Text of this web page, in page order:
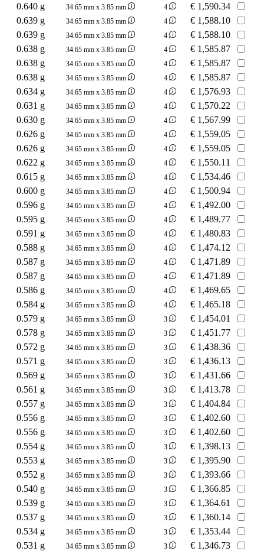
0.640 g
34.65 mm x 3.85 mm 4 € 1,590.34
0.639 g
34.65 mm x 3.85 mm 4 € 1,588.10
0.639 g
34.65 mm x 3.85 mm 4 € 1,588.10
0.638 g
34.65 mm x 3.85 mm 4 € 1,585.87
0.638 g
34.65 mm x 3.85 mm 4 € 1,585.87
0.638 g
34.65 mm x 3.85 mm 4 € 1,585.87
0.634 g
34.65 mm x 3.85 mm 4 € 1,576.93
0.631 g
34.65 mm x 3.85 mm 4 € 1,570.22
0.630 g
34.65 mm x 3.85 mm 4 € 1,567.99
0.626 g
34.65 mm x 3.85 mm 4 € 1,559.05
0.626 g
34.65 mm x 3.85 mm 4 € 1,559.05
0.622 g
34.65 mm x 3.85 mm 4 € 1,550.11
0.615 g
34.65 mm x 3.85 mm 4 € 1,534.46
0.600 g
34.65 mm x 3.85 mm 4 € 1,500.94
0.596 g
34.65 mm x 3.85 mm 4 € 1,492.00
0.595 g
34.65 mm x 3.85 mm 4 € 1,489.77
0.591 g
34.65 mm x 3.85 mm 4 € 1,480.83
0.588 g
34.65 mm x 3.85 mm 4 € 1,474.12
0.587 g
34.65 mm x 3.85 mm 4 € 1,471.89
0.587 g
34.65 mm x 3.85 mm 4 € 1,471.89
0.586 g
34.65 mm x 3.85 mm 4 € 1,469.65
0.584 g
34.65 mm x 3.85 mm 4 € 1,465.18
0.579 g
34.65 mm x 3.85 mm 3 € 1,454.01
0.578 g
34.65 mm x 3.85 mm 3 € 1,451.77
0.572 g
34.65 mm x 3.85 mm 3 € 1,438.36
0.571 g
34.65 mm x 3.85 mm 3 € 1,436.13
0.569 g
34.65 mm x 3.85 mm 3 € 1,431.66
0.561 g
34.65 mm x 3.85 mm 3 € 1,413.78
0.557 g
34.65 mm x 3.85 mm 3 € 1,404.84
0.556 g
34.65 mm x 3.85 mm 3 € 1,402.60
0.556 g
34.65 mm x 3.85 mm 3 € 1,402.60
0.554 g
34.65 mm x 3.85 mm 3 € 1,398.13
0.553 g
34.65 mm x 3.85 mm 3 € 1,395.90
0.552 g
34.65 mm x 3.85 mm 3 € 1,393.66
0.540 g
34.65 mm x 3.85 mm 3 € 1,366.85
0.539 g
34.65 mm x 3.85 mm 3 € 1,364.61
0.537 g
34.65 mm x 3.85 mm 3 € 1,360.14
0.534 g
34.65 mm x 3.85 mm 3 € 1,353.44
0.531 g
34.65 mm x 3.85 mm 3 € 1,346.73